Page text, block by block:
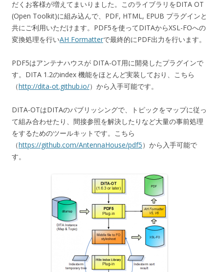
だくお客様が増えてまいりました。このライブラリをDITA OT
(Open Toolkit)に組み込んで、PDF, HTML, EPUB プラグインと
共にご利用いただけます。PDF5を使ってDITAからXSL-FOへの
変換処理を行いAH Formatterで最終的にPDF出力を行います。
PDF5はアンテナハウスが DITA-OT用に開発したプラグインで
す。DITA 1.2のindex 機能をほとんど実装しており、こちら
（http://dita-ot.github.io/）から入手可能です。
DITA-OTはDITAのパブリッシングで、トピックをマップに従っ
て組み合わせたり、間接参照を解決したりなど大量の事前処理
をするためのツールキットです。こちら
（https://github.com/AntennaHouse/pdf5）から入手可能で
す。